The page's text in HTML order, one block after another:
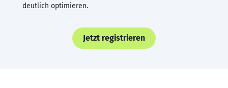
deutlich optimieren.
Jetzt registrieren